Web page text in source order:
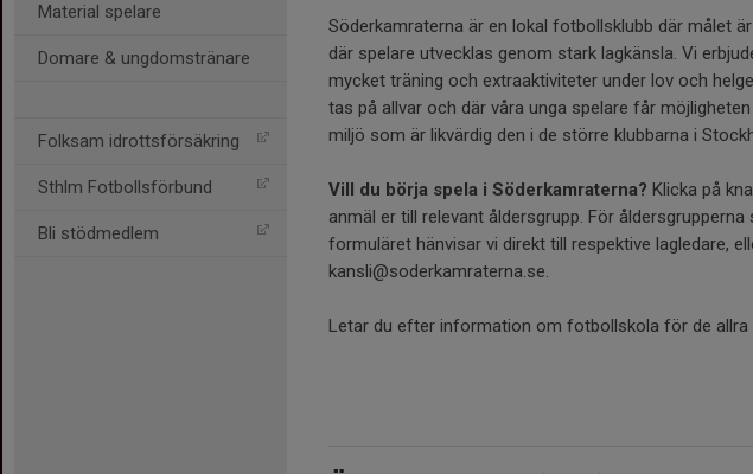
Material spelare
Domare & ungdomstränare
Folksam idrottsförsäkring
Sthlm Fotbollsförbund
Bli stödmedlem
Söderkamraterna är en lokal fotbollsklubb där målet
där spelare utvecklas genom stark lagkänsla. Vi
mycket träning och extraaktiviteter under lov och
tas på allvar och där våra unga spelare får
miljö som är likvärdig den i de större klubbarna i
Vill du börja spela i Söderkamraterna? Klicka på
anmäl er till relevant åldersgrupp. För
formuläret hänvisar vi direkt till respektive lagledare,
kansli@soderkamraterna.se.
Letar du efter information om fotbollskola för de allra